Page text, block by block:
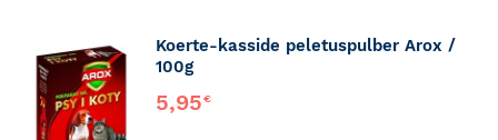
Koerte-kasside peletuspulber Arox /
100g
5,95€